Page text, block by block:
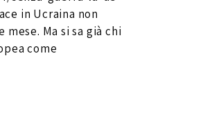
in Ucraina non
Ma si sa già chi
come